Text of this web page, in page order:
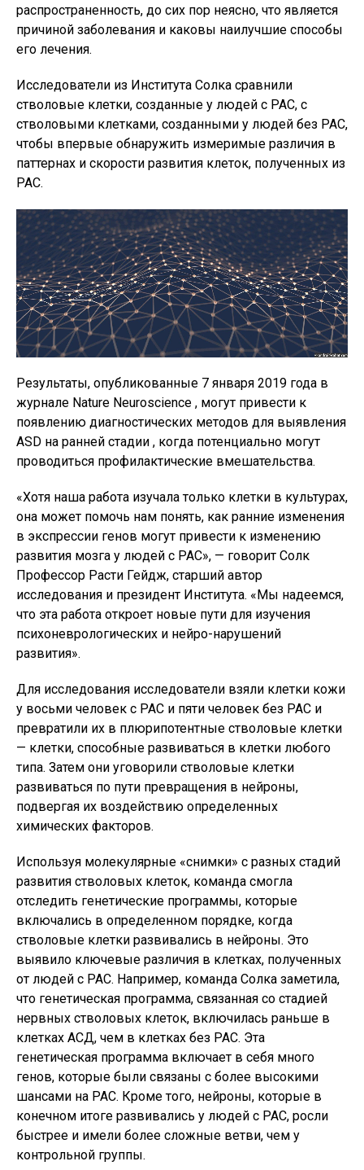
распространенность, до сих пор неясно, что является
причиной заболевания и каковы наилучшие способы
его лечения.
Исследователи из Института Солка сравнили
стволовые клетки, созданные у людей с РАС, с
стволовыми клетками, созданными у людей без РАС,
чтобы впервые обнаружить измеримые различия в
паттернах и скорости развития клеток, полученных из
РАС.
Результаты, опубликованные 7 января 2019 года в
журнале Nature Neuroscience , могут привести к
появлению диагностических методов для выявления
ASD на ранней стадии , когда потенциально могут
проводиться профилактические вмешательства.
«Хотя наша работа изучала только клетки в культурах,
она может помочь нам понять, как ранние изменения
в экспрессии генов могут привести к изменению
развития мозга у людей с РАС», — говорит Солк
Профессор Расти Гейдж, старший автор
исследования и президент Института. «Мы надеемся,
что эта работа откроет новые пути для изучения
психоневрологических и нейро-нарушений
развития».
Для исследования исследователи взяли клетки кожи
у восьми человек с РАС и пяти человек без РАС и
превратили их в плюрипотентные стволовые клетки
— клетки, способные развиваться в клетки любого
типа. Затем они уговорили стволовые клетки
развиваться по пути превращения в нейроны,
подвергая их воздействию определенных
химических факторов.
Используя молекулярные «снимки» с разных стадий
развития стволовых клеток, команда смогла
отследить генетические программы, которые
включались в определенном порядке, когда
стволовые клетки развивались в нейроны. Это
выявило ключевые различия в клетках, полученных
от людей с РАС. Например, команда Солка заметила,
что генетическая программа, связанная со стадией
нервных стволовых клеток, включилась раньше в
клетках АСД, чем в клетках без РАС. Эта
генетическая программа включает в себя много
генов, которые были связаны с более высокими
шансами на РАС. Кроме того, нейроны, которые в
конечном итоге развивались у людей с РАС, росли
быстрее и имели более сложные ветви, чем у
контрольной группы.